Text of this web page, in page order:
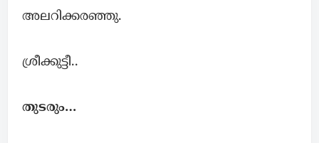
അലറിക്കരഞ്ഞു.
ശ്രീക്കുട്ടീ..
തുടരും…